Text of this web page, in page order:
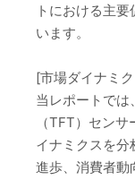
トにおける主
います。
[市場ダイナミ
当レポートで
（TFT）セン
イナミクスを
進歩、消費者動